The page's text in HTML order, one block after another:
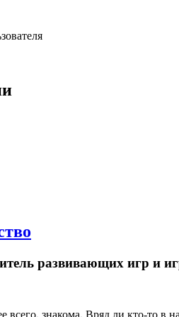
развивающих игр и
всего, знакома. Вряд ли кто-то в